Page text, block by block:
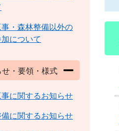
・森林整備以外の
加について
せ・要領・様式
に関するお知らせ
に関するお知らせ